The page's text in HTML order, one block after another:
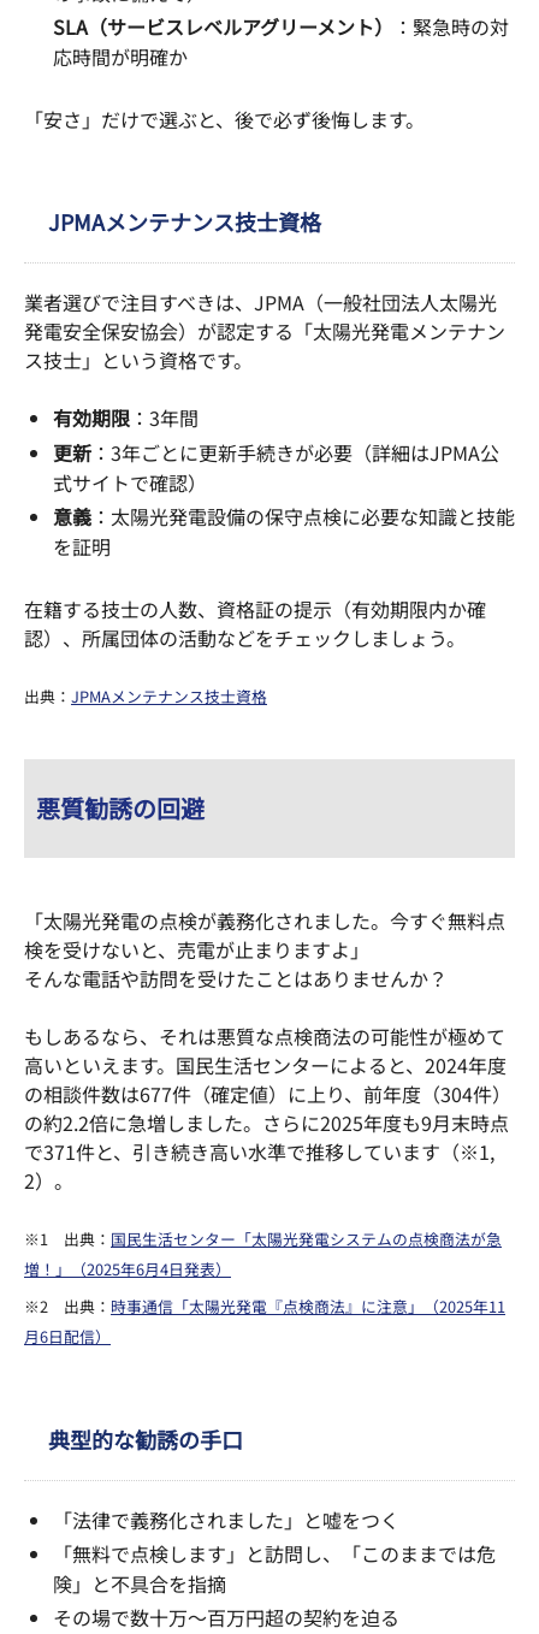
SLA（サービスレベルアグリーメント）
：緊急時の対
応時間が明確か
「安さ」だけで選ぶと、後で必ず後悔します。
JPMAメンテナンス技士資格
業者選びで注目すべきは、JPMA（一般社団法人太陽光
発電安全保安協会）が認定する「太陽光発電メンテナン
ス技士」という資格です。
有効期限 ：3年間
更新 ：3年ごとに更新手続きが必要（詳細はJPMA公
式サイトで確認）
意義 ：太陽光発電設備の保守点検に必要な知識と技能
を証明
在籍する技士の人数、資格証の提示（有効期限内か確
認）、所属団体の活動などをチェックしましょう。
出典： JPMAメンテナンス技士資格
悪質勧誘の回避
「太陽光発電の点検が義務化されました。今すぐ無料点
検を受けないと、売電が止まりますよ」
そんな電話や訪問を受けたことはありませんか？
もしあるなら、それは悪質な点検商法の可能性が極めて
高いといえます。国民生活センターによると、2024年度
の相談件数は677件（確定値）に上り、前年度（304件）
の約2.2倍に急増しました。さらに2025年度も9月末時点
で371件と、引き続き高い水準で推移しています（※1,
2）。
※1 出典： 国民生活センター「太陽光発電システムの点検商法が急
増！」（2025年6月4日発表）
※2 出典： 時事通信「太陽光発電『点検商法』に注意」（2025年11
月6日配信）
典型的な勧誘の手口
「法律で義務化されました」と嘘をつく
「無料で点検します」と訪問し、「このままでは危
険」と不具合を指摘
その場で数十万～百万円超の契約を迫る